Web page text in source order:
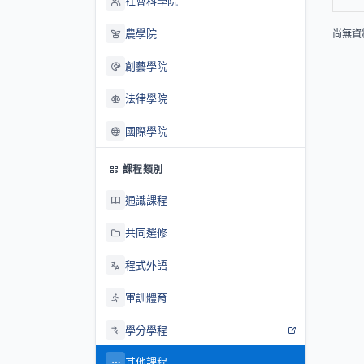
農學院
創藝學院
法律學院
國際學院
課程類別
通識課程
共同選修
程式外語
軍訓體育
學分學程
尚無資